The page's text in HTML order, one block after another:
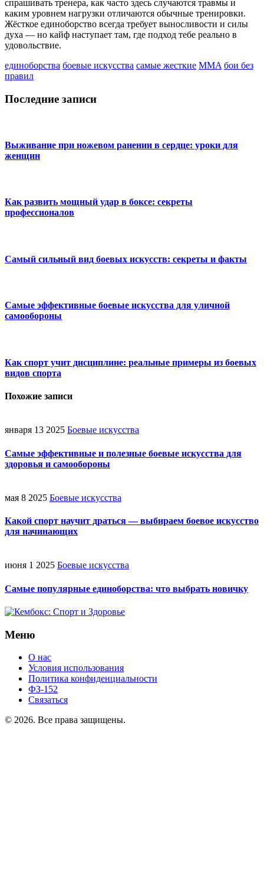
спрашивать тренера, как часто здесь случаются травмы и
каким уровнем нагрузки отличаются обычные тренировки.
Жёсткое единоборство всегда требует выносливости и силы
духа — но кайф наступает там, где подход тебе реально в
удовольствие.
единоборства боевые искусства самые жесткие MMA бои без
правил
Последние записи
Выживание при ножевом ранении в сердце: уроки для
женщин
Как развить мощный удар в боксе: секреты
профессионалов
Самый сильный вид боевых искусств: секреты и факты
Самые эффективные боевые искусства для уличной
самообороны
Как спорт учит дисциплине: реальные примеры из боевых
видов спорта
Похожие записи
января 13 2025 Боевые искусства
Самые эффективные и полезные боевые искусства для
здоровья и самообороны
мая 8 2025 Боевые искусства
Какой спорт научит драться — выбираем боевое искусство
для начинающих
июня 1 2025 Боевые искусства
Самые популярные единоборства: что выбрать новичку
Меню
О нас
Условия использования
Политика конфиденциальности
ФЗ-152
Связаться
© 2026. Все права защищены.